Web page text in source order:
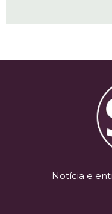
Notícia e